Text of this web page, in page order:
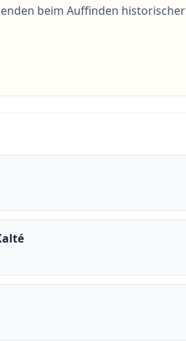
beim Auffinden historischer